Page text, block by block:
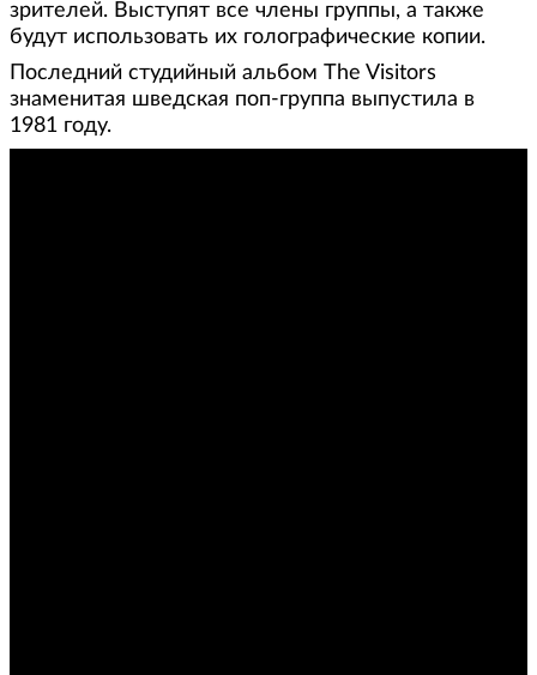
зрителей. Выступят все члены группы, а также
будут использовать их голографические копии.
Последний студийный альбом The Visitors
знаменитая шведская поп-группа выпустила в
1981 году.